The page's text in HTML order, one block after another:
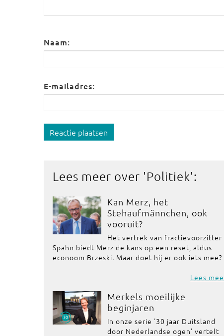
Naam:
E-mailadres:
Reactie plaatsen
Lees meer over 'Politiek':
Kan Merz, het
Stehaufmännchen, ook
vooruit?
Het vertrek van fractievoorzitter
Spahn biedt Merz de kans op een reset, aldus
econoom Brzeski. Maar doet hij er ook iets mee?
Lees
Merkels moeilijke
beginjaren
In onze serie '30 jaar Duitsland
door Nederlandse ogen' vertelt